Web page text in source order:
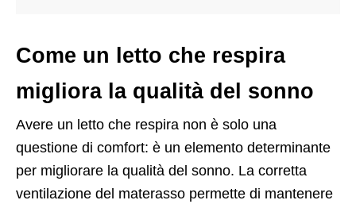
Come un letto che respira
migliora la qualità del sonno
Avere un letto che respira non è solo una
questione di comfort: è un elemento determinante
per migliorare la qualità del sonno. La corretta
ventilazione del materasso permette di mantenere